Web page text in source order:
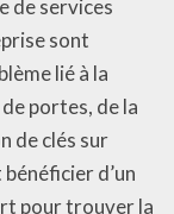
de services
sont
lié à la
portes, de la
de clés sur
d’un
pour trouver la